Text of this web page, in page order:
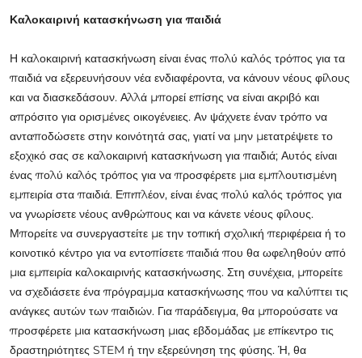
Καλοκαιρινή κατασκήνωση για παιδιά
Η καλοκαιρινή κατασκήνωση είναι ένας πολύ καλός τρόπος για τα
παιδιά να εξερευνήσουν νέα ενδιαφέροντα, να κάνουν νέους φίλους
και να διασκεδάσουν. Αλλά μπορεί επίσης να είναι ακριβό και
απρόσιτο για ορισμένες οικογένειες. Αν ψάχνετε έναν τρόπο να
ανταποδώσετε στην κοινότητά σας, γιατί να μην μετατρέψετε το
εξοχικό σας σε καλοκαιρινή κατασκήνωση για παιδιά; Αυτός είναι
ένας πολύ καλός τρόπος για να προσφέρετε μια εμπλουτισμένη
εμπειρία στα παιδιά. Επιπλέον, είναι ένας πολύ καλός τρόπος για
να γνωρίσετε νέους ανθρώπους και να κάνετε νέους φίλους.
Μπορείτε να συνεργαστείτε με την τοπική σχολική περιφέρεια ή το
κοινοτικό κέντρο για να εντοπίσετε παιδιά που θα ωφεληθούν από
μια εμπειρία καλοκαιρινής κατασκήνωσης. Στη συνέχεια, μπορείτε
να σχεδιάσετε ένα πρόγραμμα κατασκήνωσης που να καλύπτει τις
ανάγκες αυτών των παιδιών. Για παράδειγμα, θα μπορούσατε να
προσφέρετε μια κατασκήνωση μιας εβδομάδας με επίκεντρο τις
δραστηριότητες STEM ή την εξερεύνηση της φύσης. Ή, θα